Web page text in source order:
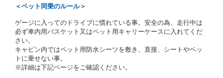
レジットカード若しくは現金による支払いを求め、又
借受人は契約後の借受期間の延長はできないものとし
ます。
当社は、借受人又は運転者が前3項に従わない場合
は、貸渡契約の締結を拒絶するとともに、予約を取消
すことができるものとします。なお、この場合の予約
＜ペット同乗のルール＞
ゲージに入ってのドライブに慣れている事。安全の為、走行中は
必ず車内用バスケット又はペット用キャリーケースに入れてくだ
さい。
キャビン内ではペット用防水シーツを敷き、直接、シートやベッ
トに乗せない事。
※詳細は下記ページをご確認ください。